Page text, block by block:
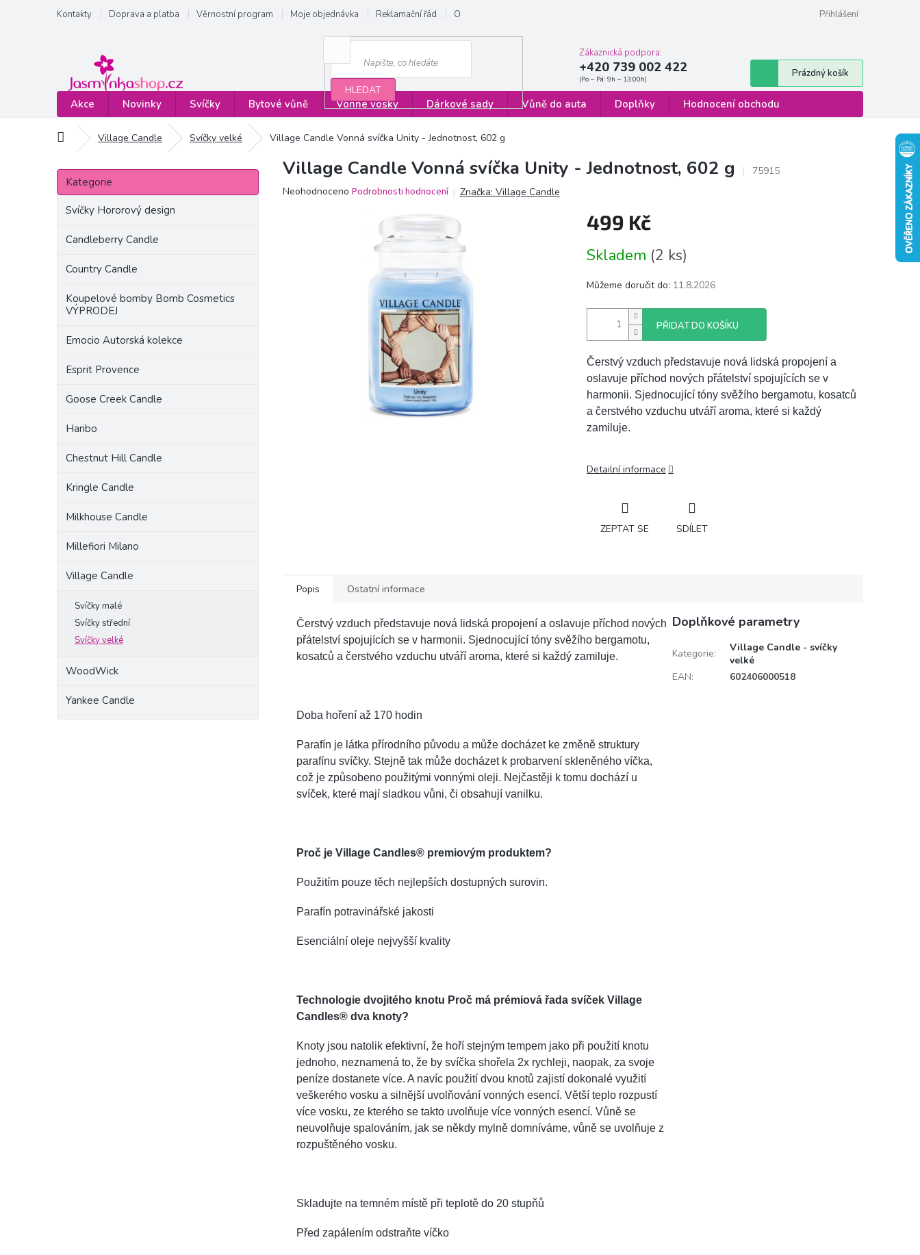
obsah
Kontakty Doprava a platba Věrnostní program Moje objednávka Reklamační řád Obchodní podmínky Formulář pro odstoupení od smlouvy
Přihlášení
HLEDAT
Zákaznická podpora:
+420 739 002 422
Nákupní
košík
Prázdný košík
Akce Novinky Svíčky Bytové vůně Vonné vosky Dárkové sady Vůně do auta Doplňky Hodnocení obchodu
Domů Village Candle Svíčky velké Village Candle Vonná svíčka Unity - Jednotnost, 602 g
P
s
Přeskočit
kategorie
Kategorie
Svíčky Hororový design
Candleberry Candle
Country Candle
Koupelové bomby Bomb Cosmetics
VÝPRODEJ
Emocio Autorská kolekce
Esprit Provence
Goose Creek Candle
Haribo
Chestnut Hill Candle
Kringle Candle
Milkhouse Candle
Millefiori Milano
Village Candle
Svíčky malé
Svíčky střední
Svíčky velké
WoodWick
Yankee Candle
Village Candle Vonná svíčka Unity - Jednotnost, 602 g
75915
Průměrné
Neohodnoceno Podrobnosti hodnocení Značka: Village Candle
499 Kč
cena:
Skladem (2 ks)
Můžeme doručit do: 11.8.2026
PŘIDAT DO KOŠÍKU
Čerstvý vzduch představuje nová lidská propojení a
oslavuje příchod nových přátelství spojujících se v
harmonii. Sjednocující tóny svěžího bergamotu, kosatců
a čerstvého vzduchu utváří aroma, které si každý
zamiluje.
Detailní informace
ZEPTAT SE SDÍLET
Popis Ostatní informace
Čerstvý vzduch představuje nová lidská propojení a oslavuje příchod nových
přátelství spojujících se v harmonii. Sjednocující tóny svěžího bergamotu,
kosatců a čerstvého vzduchu utváří aroma, které si každý zamiluje.
Doba hoření až 170 hodin
Parafín je látka přírodního původu a může docházet ke změně struktury
parafínu svíčky. Stejně tak může docházet k probarvení skleněného víčka,
což je způsobeno použitými vonnými oleji. Nejčastěji k tomu dochází u
svíček, které mají sladkou vůni, či obsahují vanilku.
Proč je Village Candles® premiovým produktem?
Použitím pouze těch nejlepších dostupných surovin.
Parafín potravinářské jakosti
Esenciální oleje nejvyšší kvality
Technologie dvojitého knotu Proč má prémiová řada svíček Village
Candles® dva knoty?
Knoty jsou natolik efektivní, že hoří stejným tempem jako při použití knotu
jednoho, neznamená to, že by svíčka shořela 2x rychleji, naopak, za svoje
peníze dostanete více. A navíc použití dvou knotů zajistí dokonalé využití
veškerého vosku a silnější uvolňování vonných esencí. Větší teplo rozpustí
více vosku, ze kterého se takto uvolňuje více vonných esencí. Vůně se
neuvolňuje spalováním, jak se někdy mylně domníváme, vůně se uvolňuje z
rozpuštěného vosku.
Skladujte na temném místě při teplotě do 20 stupňů
Před zapálením odstraňte víčko
Doplňkové parametry
Kategorie:
Village Candle - svíčky
velké
EAN: 602406000518